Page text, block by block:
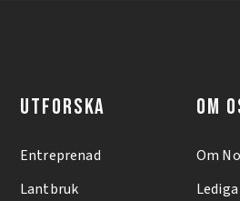
UTFORSKA
Entreprenad
Lantbruk
OM
Om